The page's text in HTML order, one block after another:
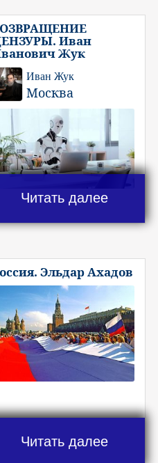
Иван
Жук
Иван Жук
Москва
Читать далее
Эльдар Ахадов
Читать далее